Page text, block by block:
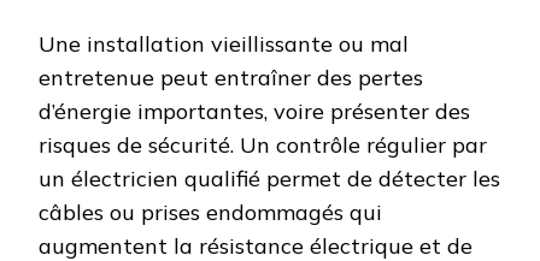
Une installation vieillissante ou mal
entretenue peut entraîner des pertes
d’énergie importantes, voire présenter des
risques de sécurité. Un contrôle régulier par
un électricien qualifié permet de détecter les
câbles ou prises endommagés qui
augmentent la résistance électrique et de